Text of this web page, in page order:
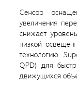
Сенсор
увеличения
снижает
низкой
технологию
QPD) для
движущихся